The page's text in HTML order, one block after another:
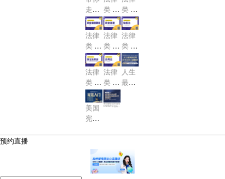
的那
点
事！
律考
超全
+稳
妥上
岸攻
略
走捷
径，
快速
解
锁“美
国律
师US
BA
R”！
类 U
SBA
R 加
州民
诉法-
Calif
ornia
Civil
Proc
edur
类 U
SBA
R 加
州证
据法-
Calif
ornia
Evid
法律
类 U
SBA
R 职
业道
德测
试-M
PRE
法律
类 U
SBA
R 职
业道
德-Pr
ofess
ional
法律
类 U
SBA
R 物
权法-
Real
法律
类 U
SBA
R 刑
法&
刑诉-
aw a
nd C
rimin
法律
类 U
SBA
R 合
人生
最坏
美国
宪法
宪法
入门
CON
带你解锁“涉外律考
USBAR”和“国际隐
预约直播